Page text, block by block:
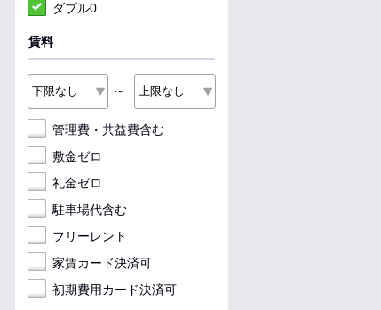
ダブル0
賃料
～
管理費・共益費含む
敷金ゼロ
礼金ゼロ
駐車場代含む
フリーレント
家賃カード決済可
初期費用カード決済可